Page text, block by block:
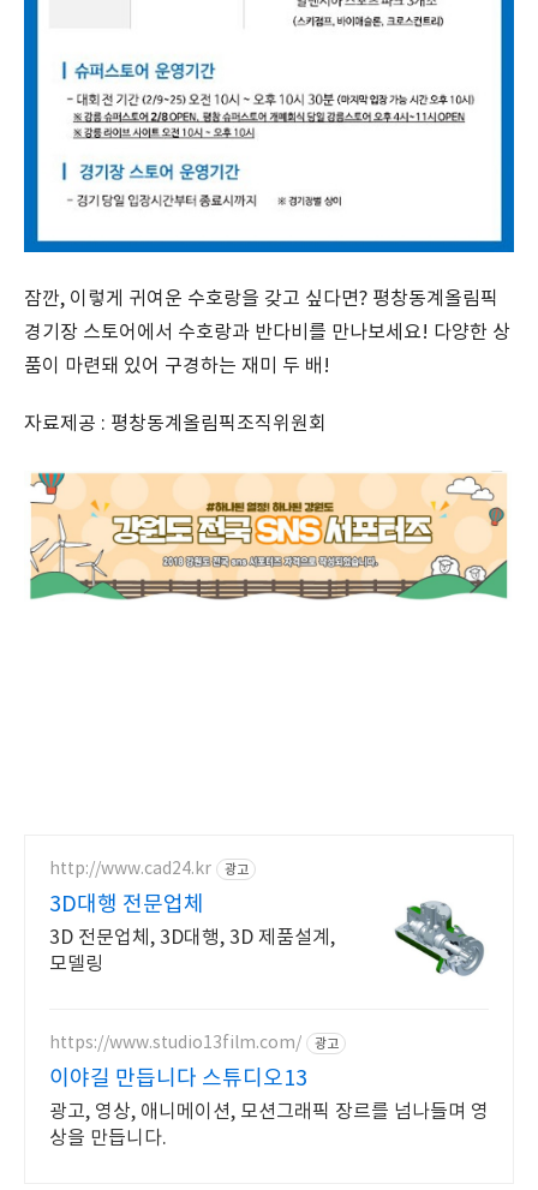
잠깐, 이렇게 귀여운 수호랑을 갖고 싶다면? 평창동계올림픽
경기장 스토어에서 수호랑과 반다비를 만나보세요! 다양한 상
품이 마련돼 있어 구경하는 재미 두 배!
자료제공 : 평창동계올림픽조직위원회
http://www.cad24.kr 광고
3D대행 전문업체
3D 전문업체, 3D대행, 3D 제품설계,
모델링
https://www.studio13film.com/ 광고
이야길 만듭니다 스튜디오13
광고, 영상, 애니메이션, 모션그래픽 장르를 넘나들며 영
상을 만듭니다.